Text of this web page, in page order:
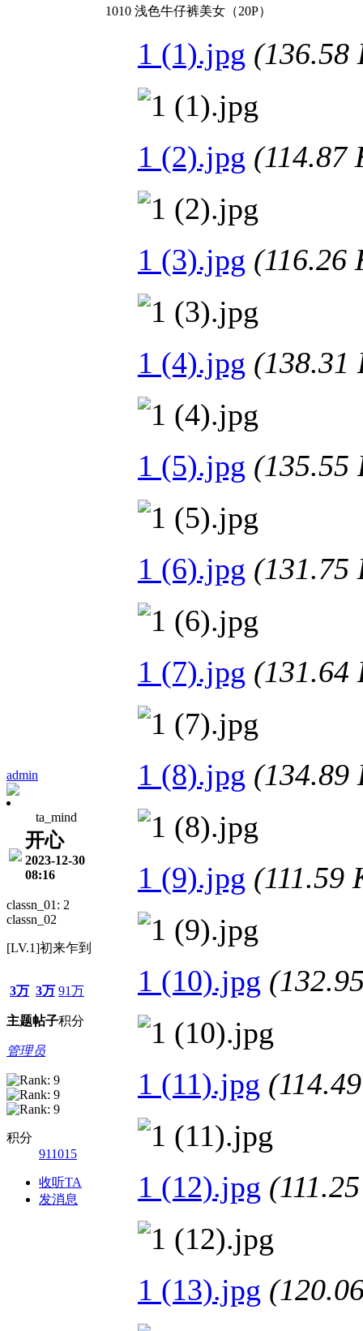
admin
ta_mind
开心
2023-12-30
08:16
classn_01: 2
classn_02
[LV.1]初来乍到
3万
主题
3万
帖子
91万
积分
管理员
积分
911015
收听TA
发消息
1010 浅色牛仔裤美女（20P）
1 (1).jpg (136.58
1 (2).jpg (114.87
1 (3).jpg (116.26
1 (4).jpg (138.31
1 (5).jpg (135.55
1 (6).jpg (131.75
1 (7).jpg (131.64
1 (8).jpg (134.89
1 (9).jpg (111.59
1 (10).jpg
1 (11).jpg
1 (12).jpg
1 (13).jpg